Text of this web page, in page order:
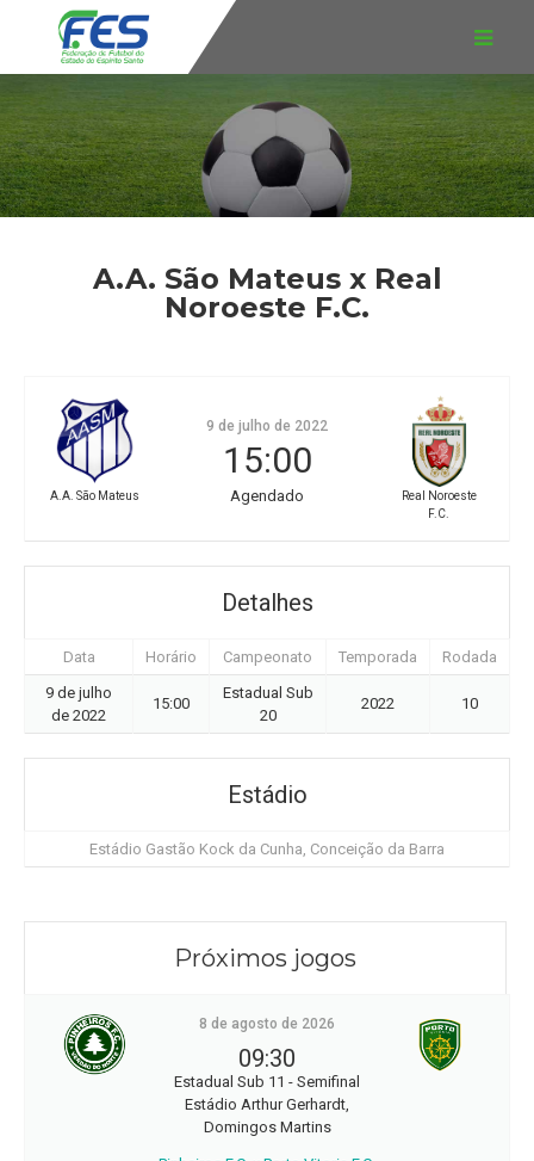
A.A. São Mateus x Real
Noroeste F.C.
A.A. São Mateus
Real Noroeste
F.C.
9 de julho de 2022
15:00
Agendado
Detalhes
Data Horário Campeonato Temporada
Rodada
9 de julho
de 2022
15:00
Estadual Sub
20
2022 10
Estádio
Estádio Gastão Kock da Cunha, Conceição da Barra
Próximos jogos
8 de agosto de 2026
09:30
Estadual Sub 11 - Semifinal
Estádio Arthur Gerhardt,
Domingos Martins